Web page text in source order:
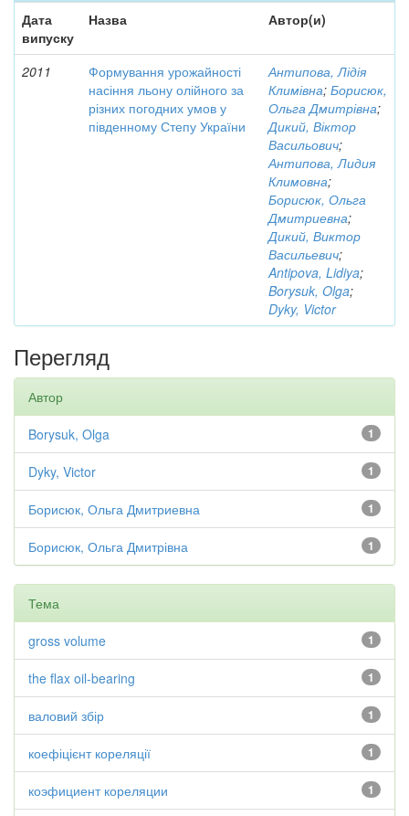
Дата
випуску
Назва Автор(и)
2011
Формування урожайності
насіння льону олійного за
різних погодних умов у
південному Степу України
Антипова, Лідія
Климівна; Борисюк,
Ольга Дмитрівна;
Дикий, Віктор
Васильович;
Антипова, Лидия
Климовна;
Борисюк, Ольга
Дмитриевна;
Дикий, Виктор
Васильевич;
Antipova, Lidiya;
Borysuk, Olga;
Dyky, Victor
Перегляд
Автор
1
Borysuk, Olga
1
Dyky, Victor
1
Борисюк, Ольга Дмитриевна
1
Борисюк, Ольга Дмитрівна
Тема
1
gross volume
1
the flax oil-bearing
1
валовий збір
1
коефіцієнт кореляції
1
коэфициент кореляции